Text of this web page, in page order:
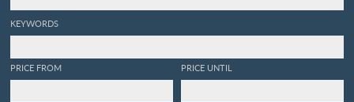
KEYWORDS
PRICE FROM PRICE UNTIL